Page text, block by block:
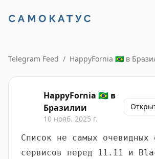
Telegram Feed / HappyFornia 🇧🇷 в
HappyFornia 🇧🇷 в
Бразилии
10 нояб. 2025 г.
Список не самых очевидных
сервисов перед 11.11 и